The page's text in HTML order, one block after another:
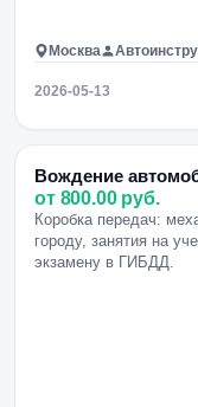
Москва
2026-05-13
Вождение
от 800.00 руб.
Коробка передач:
городу, занятия на
экзамену в ГИБДД.